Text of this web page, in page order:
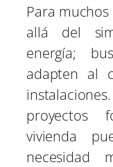
Para
allá del
energía;
adapten al
proyectos
vivienda
necesidad